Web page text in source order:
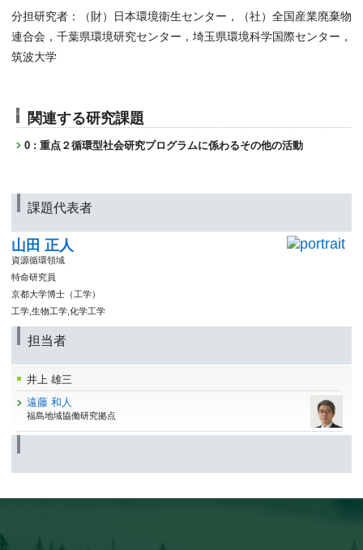
分担研究者：（財）日本環境衛生センター，（社）全国産業廃棄物
連合会，千葉県環境研究センター，埼玉県環境科学国際センター，
筑波大学
関連する研究課題
0 : 重点２循環型社会研究プログラムに係わるその他の活動
課題代表者
山田 正人
資源循環領域
特命研究員
京都大学博士（工学）
工学,生物工学,化学工学
担当者
井上 雄三
遠藤 和人
福島地域協働研究拠点